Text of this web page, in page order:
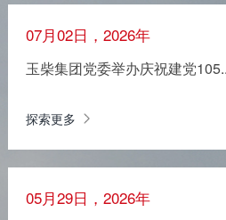
07月02日，2026年
玉柴集团党委举办庆祝建党
探索更多
05月29日，2026年